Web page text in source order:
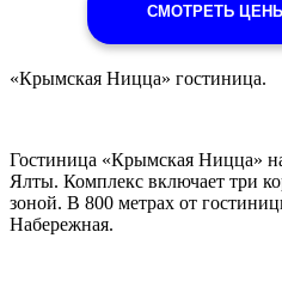
СМОТРЕТЬ
«Крымская Ницца» гостиница.
Гостиница «Крымская Ницца»
Ялты. Комплекс включает три
зоной. В 800 метрах от
Набережная.